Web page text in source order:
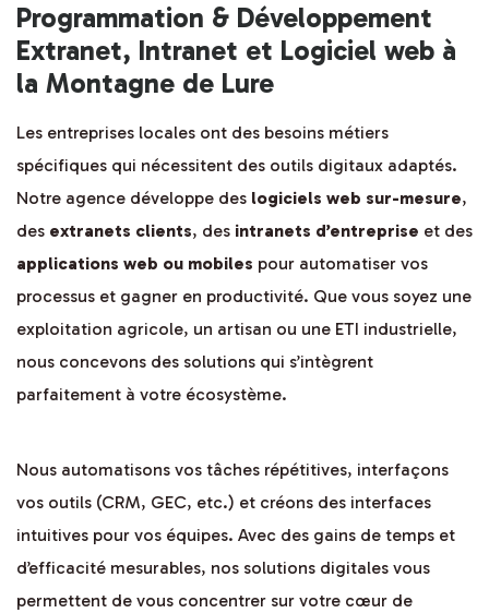
Programmation & Développement
Extranet, Intranet et Logiciel web à
la Montagne de Lure
Les entreprises locales ont des besoins métiers
spécifiques qui nécessitent des outils digitaux adaptés.
Notre agence développe des logiciels web sur-mesure,
des extranets clients, des intranets d’entreprise et des
applications web ou mobiles pour automatiser vos
processus et gagner en productivité. Que vous soyez une
exploitation agricole, un artisan ou une ETI industrielle,
nous concevons des solutions qui s’intègrent
parfaitement à votre écosystème.
Nous automatisons vos tâches répétitives, interfaçons
vos outils (CRM, GEC, etc.) et créons des interfaces
intuitives pour vos équipes. Avec des gains de temps et
d’efficacité mesurables, nos solutions digitales vous
permettent de vous concentrer sur votre cœur de